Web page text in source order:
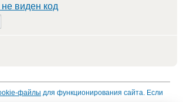
виден код
файлы для функционирования сайта. Если